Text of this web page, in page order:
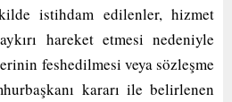
istihdam edilenler, hizmet
hareket etmesi nedeniyle
feshedilmesi veya sözleşme
kararı ile belirlenen